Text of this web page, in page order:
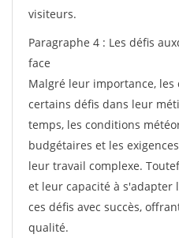
visiteurs.
Paragraphe 4 : Les défis
face
Malgré leur importance,
certains défis dans leur
temps, les conditions
budgétaires et les
leur travail complexe.
et leur capacité à
ces défis avec succès,
qualité.